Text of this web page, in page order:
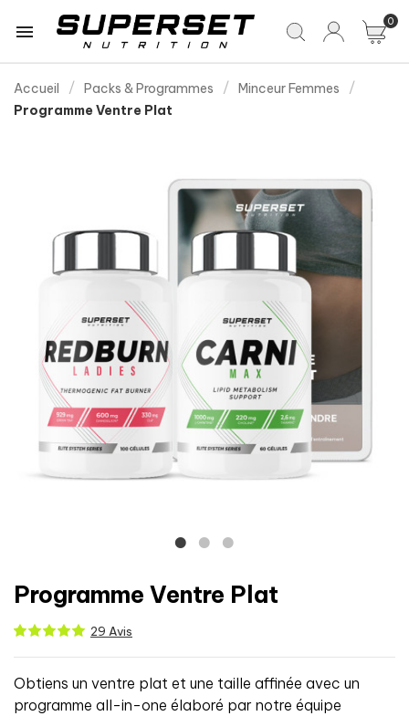
 0
Accueil Packs & Programmes
Minceur Femmes
Programme Ventre Plat
Programme Ventre Plat
29 Avis
Obtiens un ventre plat et une taille affinée avec un
programme all-in-one élaboré par notre équipe